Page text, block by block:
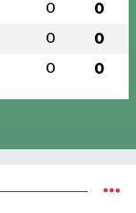
0 0
0 0
0 0